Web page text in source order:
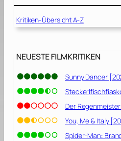
Kritiken-Übersicht A-Z
NEUESTE FILMKRITIKEN
Sunny Dancer
Der
You, Me & Italy
Spider-Man: